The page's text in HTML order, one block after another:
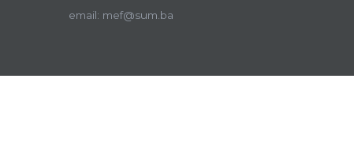
email: mef@sum.ba